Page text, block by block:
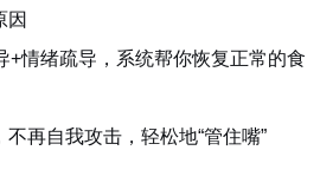
因
+情绪疏导，系统帮你恢复正常的食
再自我攻击，轻松地“管住嘴”